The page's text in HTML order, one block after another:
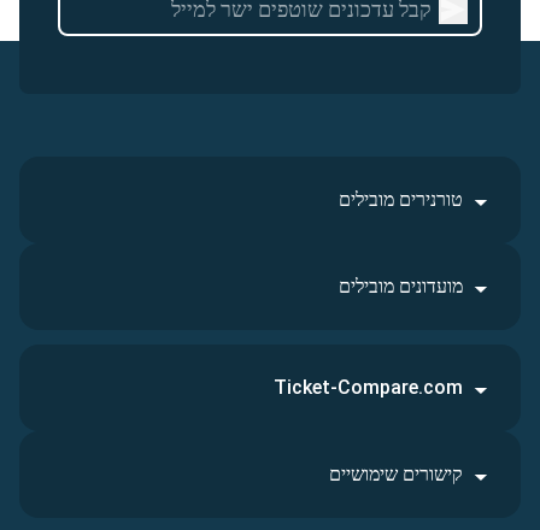
טורנירים מובילים
מועדונים מובילים
Ticket-Compare.com
קישורים שימושיים